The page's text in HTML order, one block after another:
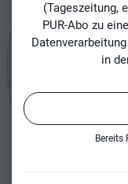
(Tageszeitung,
PUR-Abo zu
in
Bereits